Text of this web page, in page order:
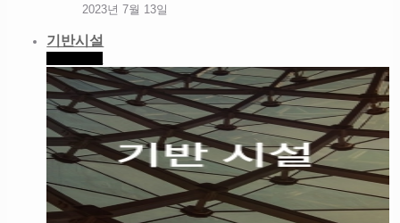
2023년 7월 13일
기반시설